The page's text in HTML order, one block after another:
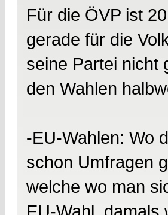
Für die ÖVP ist
gerade für die
seine Partei nicht
den Wahlen
-EU-Wahlen: Wo
schon Umfragen
welche wo man